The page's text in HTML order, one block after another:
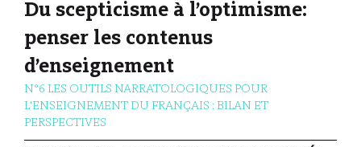
Du scepticisme à l’optimisme:
penser les contenus
d’enseignement
N°6 LES OUTILS NARRATOLOGIQUES POUR
L'ENSEIGNEMENT DU FRANÇAIS : BILAN ET
PERSPECTIVES